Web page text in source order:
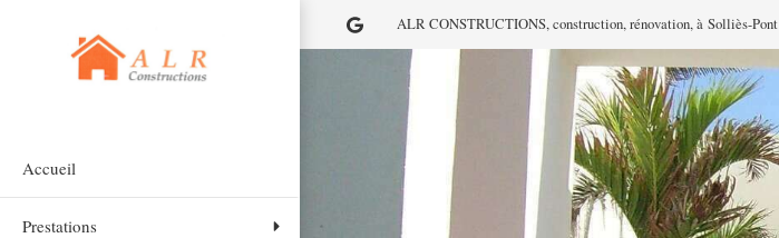
Accueil
Prestations
ALR CONSTRUCTIONS, construction, rénovation, à Solliès-Pont